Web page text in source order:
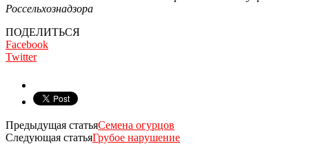
Россельхознадзора
ПОДЕЛИТЬСЯ
Facebook
Twitter
Предыдущая статьяСемена огурцов
Следующая статьяГрубое нарушение